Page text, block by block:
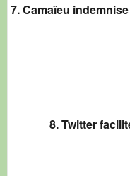
7. Camaïeu
8. Twitter